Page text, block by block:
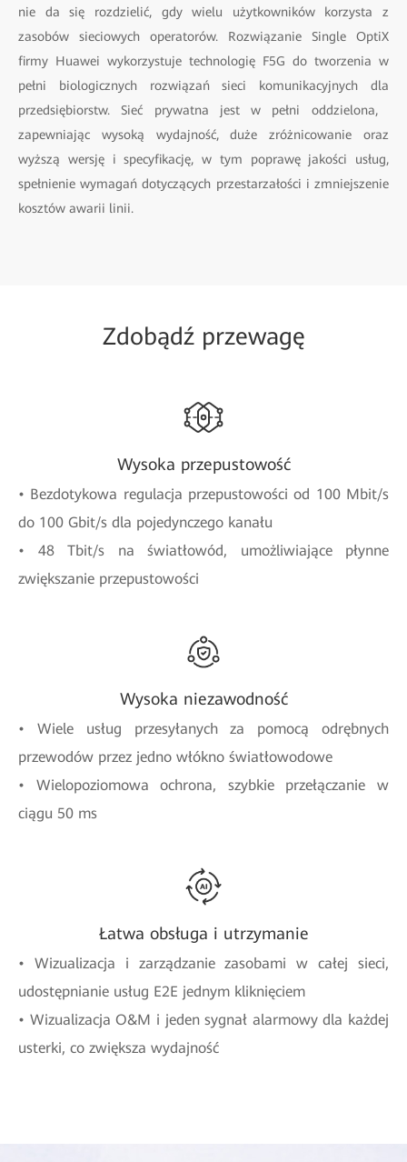
nie da się rozdzielić, gdy wielu użytkowników korzysta z
zasobów sieciowych operatorów. Rozwiązanie Single OptiX
firmy Huawei wykorzystuje technologię F5G do tworzenia w
pełni biologicznych rozwiązań sieci komunikacyjnych dla
przedsiębiorstw. Sieć prywatna jest w pełni oddzielona, ​​
zapewniając wysoką wydajność, duże zróżnicowanie oraz
wyższą wersję i specyfikację, w tym poprawę jakości usług,
spełnienie wymagań dotyczących przestarzałości i zmniejszenie
kosztów awarii linii.
Zdobądź przewagę
Wysoka przepustowość
• Bezdotykowa regulacja przepustowości od 100 Mbit/s
do 100 Gbit/s dla pojedynczego kanału
• 48 Tbit/s na światłowód, umożliwiające płynne
zwiększanie przepustowości
Wysoka niezawodność
• Wiele usług przesyłanych za pomocą odrębnych
przewodów przez jedno włókno światłowodowe
• Wielopoziomowa ochrona, szybkie przełączanie w
ciągu 50 ms
Łatwa obsługa i utrzymanie
• Wizualizacja i zarządzanie zasobami w całej sieci,
udostępnianie usług E2E jednym kliknięciem
• Wizualizacja O&M i jeden sygnał alarmowy dla każdej
usterki, co zwiększa wydajność